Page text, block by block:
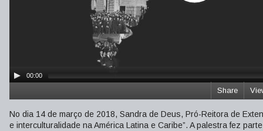
00:00
Share
No dia 14 de março de 2018, Sandra de Deus, Pró-Reitora de
e interculturalidade na América Latina e Caribe”. A palestra fez